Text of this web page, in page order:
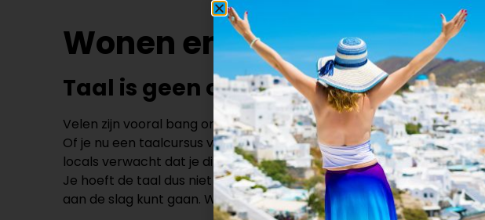
Wonen en werken in het
Taal is geen obstakel
Velen zijn vooral bang om plotseling in een andere taal te moeten
Of je nu een taalcursus volgt of een app downloadt, er is voor
locals verwacht dat je direct vloeiend de taal kunt spreken. Hoe
Je hoeft de taal dus niet perfect te beheersen, als dit niet vereist is
aan de slag kunt gaan. Wanneer je gaat wonen en werken in het